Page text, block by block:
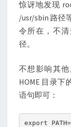
惊讶地发现
/usr/sbin 路径
令所在，不
径。
不想影响其
HOME 目录下
语句即可：
export